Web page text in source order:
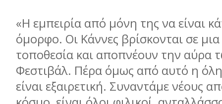
«Η εμπειρία από μόνη της να είναι
όμορφο. Οι Κάννες βρίσκονται σε
τοποθεσία και αποπνέουν την αύρα
Φεστιβάλ. Πέρα όμως από αυτό η
είναι εξαιρετική. Συναντάμε νέους